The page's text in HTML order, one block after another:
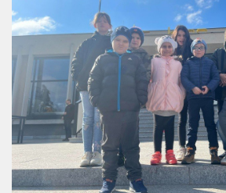
Základní škola
ZŠ speciální
ZŠ a MŠ při nemocnici
Školní družina
Fotogalerie
Vyhledávání